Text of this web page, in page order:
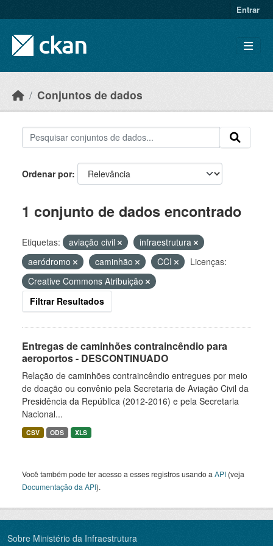
Entrar
Conjuntos de dados
Ordenar por
1 conjunto de dados encontrado
Etiquetas: aviação civil
infraestrutura
aeródromo
caminhão CCI
Licenças:
Creative Commons Atribuição
Filtrar Resultados
Entregas de caminhões contraincêndio para
aeroportos - DESCONTINUADO
Relação de caminhões contraincêndio entregues por meio
de doação ou convênio pela Secretaria de Aviação Civil da
Presidência da República (2012-2016) e pela Secretaria
Nacional...
CSV ODS XLS
Você também pode ter acesso a esses registros usando a API (veja
Documentação da API).
Sobre Ministério da Infraestrutura